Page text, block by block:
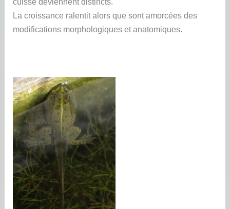
La croissance ralentit alors que sont amorcées des
modifications morphologiques et anatomiques.